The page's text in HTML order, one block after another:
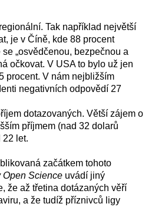
Tak například největší
je v Číně, kde 88 procent
„osvědčenou, bezpečnou a
očkovat. V USAto bylo už jen
procent. V nám nejbližším
negativních odpovědí 27
dotazovaných. Větší zájem o
příjmem (nad 32 dolarů
22 let.
začátkem tohoto
Science uvádí jiný
že až třetina dotázaných věří
a že tudíž příznivců ligy